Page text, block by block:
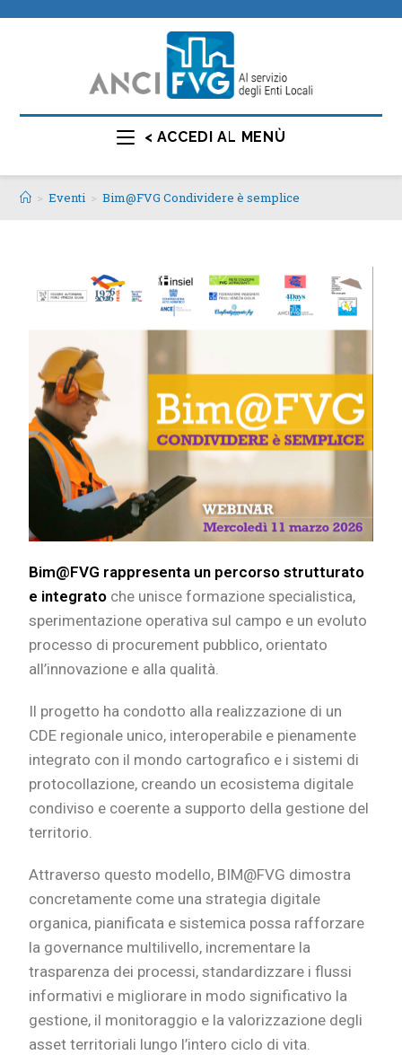
< ACCEDI AL MENÙ
> Eventi > Bim@FVG Condividere è semplice
Bim@FVG rappresenta un percorso strutturato
e integrato che unisce formazione specialistica,
sperimentazione operativa sul campo e un evoluto
processo di procurement pubblico, orientato
all’innovazione e alla qualità.
Il progetto ha condotto alla realizzazione di un
CDE regionale unico, interoperabile e pienamente
integrato con il mondo cartografico e i sistemi di
protocollazione, creando un ecosistema digitale
condiviso e coerente a supporto della gestione del
territorio.
Attraverso questo modello, BIM@FVG dimostra
concretamente come una strategia digitale
organica, pianificata e sistemica possa rafforzare
la governance multilivello, incrementare la
trasparenza dei processi, standardizzare i flussi
informativi e migliorare in modo significativo la
gestione, il monitoraggio e la valorizzazione degli
asset territoriali lungo l’intero ciclo di vita.